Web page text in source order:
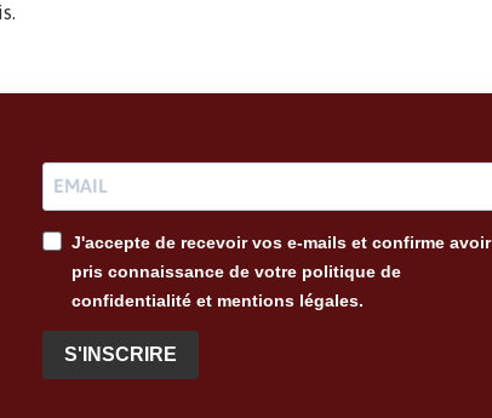
J'accepte de recevoir vos e-mails et confirme avoir
pris connaissance de votre politique de
confidentialité et mentions légales.
S'INSCRIRE